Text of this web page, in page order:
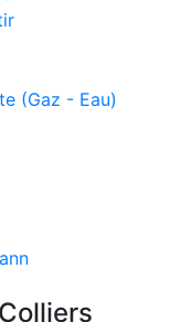
(Gaz - Eau)